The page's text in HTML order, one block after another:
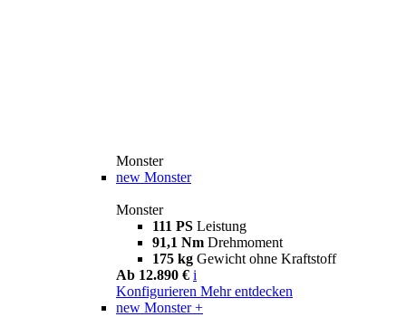
Monster
new Monster
Monster
111 PS Leistung
91,1 Nm Drehmoment
175 kg Gewicht ohne Kraftstoff
Ab 12.890 € i
Konfigurieren Mehr entdecken
new Monster +